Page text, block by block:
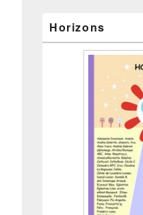
Horizons